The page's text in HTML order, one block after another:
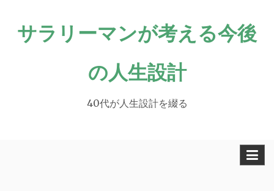
サラリーマンが考える今後
の人生設計
40代が人生設計を綴る